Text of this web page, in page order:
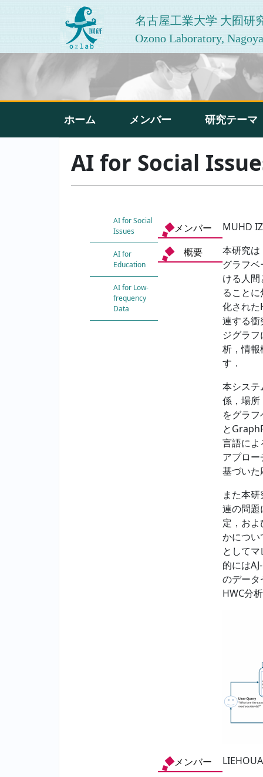
名古屋工業大学 大囿研
Ozono Laboratory,
ホーム メンバー 研究テーマ
AI for Social
AI for Social
Issues
AI for
Education
AI for Low-
frequency
Data
メンバー
MUHD
概要
本研究
グラフ
ける人
ること
化され
連する
ジグラ
析，情
す．
本シス
係，場
をグラ
と
言語に
アプロ
基づい
また本
連の問
定，お
かにつ
として
的には
のデー
HWC分
メンバー